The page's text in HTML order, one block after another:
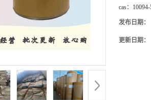
cas：
发布日期：
更新日期：